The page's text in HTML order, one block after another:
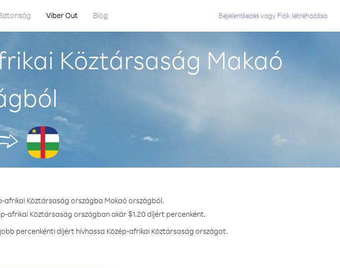
Viber Out Blog Bejelentkezésvagy Fiók létrehozása
Köztársaság Makaó
afrikai Köztársaság országba Makaó országból.
afrikai Köztársaság országban akár $1.20 díjért percenként.
percenkénti díjért hívhassa Közép-afrikai Köztársaság országot.